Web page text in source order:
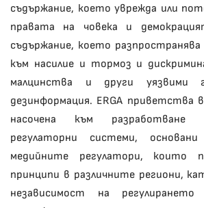
съдържание, което уврежда или
правата на човека и
съдържание, което
към насилие и тормоз и
малцинства и други уязвими
дезинформация. ERGA приветства
насочена към разработване
регулаторни системи,
медийните регулатори, които
принципи в различните региони,
независимост на